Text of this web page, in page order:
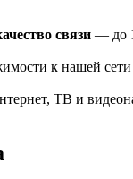
связи — до
к нашей сети
ТВ и